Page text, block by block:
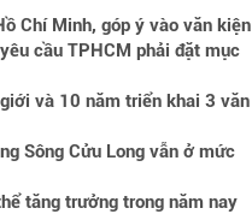
Chí Minh, góp ý vào văn kiện
cầu TPHCM phải đặt mục
và 10 năm triển khai 3 văn
Sông Cửu Long vẫn ở mức
tăng trưởng trong năm nay